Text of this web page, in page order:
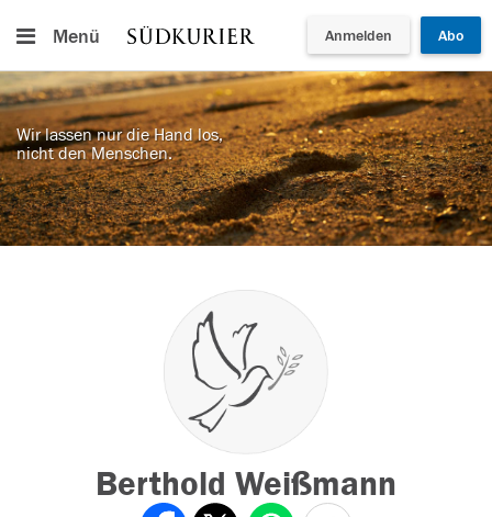
Menü Anmelden Abo
Wir lassen nur die Hand los,
nicht den Menschen.
Berthold Weißmann